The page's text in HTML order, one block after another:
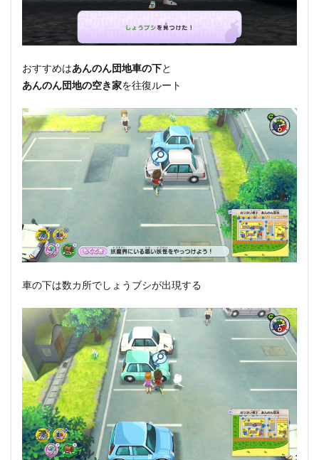
おすすめはあんのん団地車の下と
あんのん団地の空き家を往復ルート
車の下は数カ所でしょうブシが出現する